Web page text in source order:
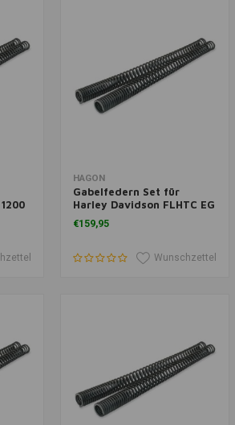
Zum Warenkorb hinzufügen
HAGON
Gabelfedern Set für
Harley Davidson FLHTC EG
Classic 1984>
€159,95
Wunschzettel